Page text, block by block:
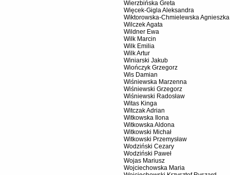
Wierzbińska Greta
Więcek-Gigla Aleksandra
Wiktorowska-Chmielewska Agnieszka
Wilczek Agata
Wildner Ewa
Wilk Marcin
Wilk Emilia
Wilk Artur
Winiarski Jakub
Wiończyk Grzegorz
Wis Damian
Wiśniewska Marzenna
Wiśniewski Grzegorz
Wiśniewski Radosław
Witas Kinga
Witczak Adrian
Witkowska Ilona
Witkowska Aldona
Witkowski Michał
Witkowski Przemysław
Wodziński Cezary
Wodziński Paweł
Wojas Mariusz
Wojciechowska Maria